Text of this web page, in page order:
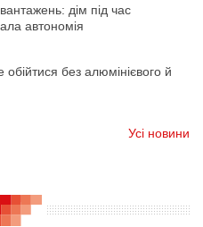
дім під час
автономія
без алюмінієвого й
Усі новини